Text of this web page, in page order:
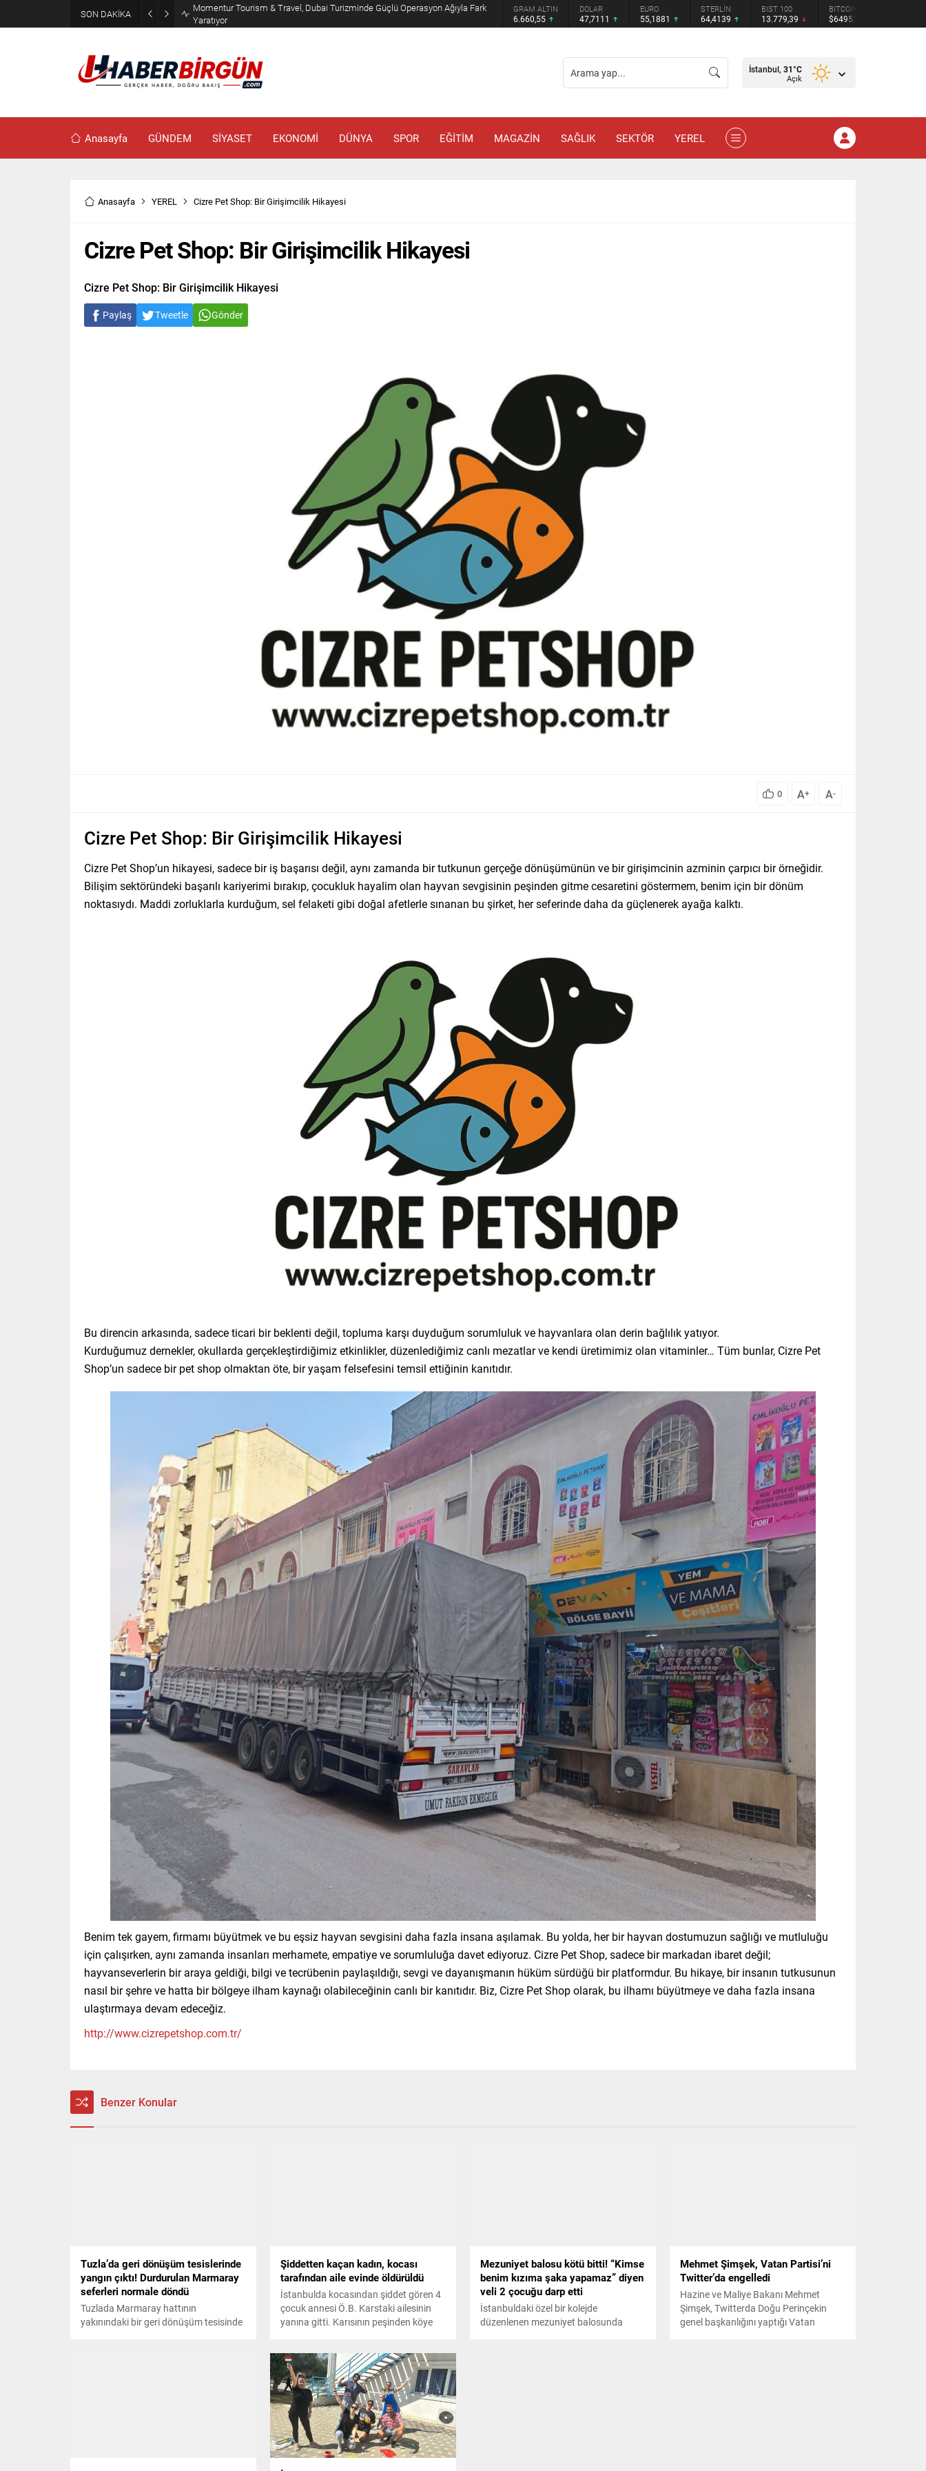
SON DAKİKA
Erdoğan, Suudi Arabistan’da Muhammed Bin Selman ve Şahbaz Şerif ile
Görüşecek
GRAM ALTIN DOLAR
47,7111
EURO
55,1881
STERLİN
64,4139
BIST 100
13.779,39
BITCOIN
$64953
ETHEREUM
$1919.52
İstanbul, 31°C
Açık
Anasayfa GÜNDEM SİYASET EKONOMİ DÜNYA SPOR EĞİTİM MAGAZİN SAĞLIK SEKTÖR YEREL
Anasayfa YEREL Cizre Pet Shop: Bir Girişimcilik Hikayesi
Cizre Pet Shop: Bir Girişimcilik Hikayesi
Cizre Pet Shop: Bir Girişimcilik Hikayesi
Paylaş Tweetle Gönder
0 A+ A-
Cizre Pet Shop: Bir Girişimcilik Hikayesi
Cizre Pet Shop’un hikayesi, sadece bir iş başarısı değil, aynı zamanda bir tutkunun gerçeğe dönüşümünün ve bir girişimcinin azminin çarpıcı bir örneğidir.
Bilişim sektöründeki başarılı kariyerimi bırakıp, çocukluk hayalim olan hayvan sevgisinin peşinden gitme cesaretini göstermem, benim için bir dönüm
noktasıydı. Maddi zorluklarla kurduğum, sel felaketi gibi doğal afetlerle sınanan bu şirket, her seferinde daha da güçlenerek ayağa kalktı.
Bu direncin arkasında, sadece ticari bir beklenti değil, topluma karşı duyduğum sorumluluk ve hayvanlara olan derin bağlılık yatıyor.
Kurduğumuz dernekler, okullarda gerçekleştirdiğimiz etkinlikler, düzenlediğimiz canlı mezatlar ve kendi üretimimiz olan vitaminler… Tüm bunlar, Cizre Pet
Shop’un sadece bir pet shop olmaktan öte, bir yaşam felsefesini temsil ettiğinin kanıtıdır.
Benim tek gayem, firmamı büyütmek ve bu eşsiz hayvan sevgisini daha fazla insana aşılamak. Bu yolda, her bir hayvan dostumuzun sağlığı ve mutluluğu
için çalışırken, aynı zamanda insanları merhamete, empatiye ve sorumluluğa davet ediyoruz. Cizre Pet Shop, sadece bir markadan ibaret değil;
hayvanseverlerin bir araya geldiği, bilgi ve tecrübenin paylaşıldığı, sevgi ve dayanışmanın hüküm sürdüğü bir platformdur. Bu hikaye, bir insanın tutkusunun
nasıl bir şehre ve hatta bir bölgeye ilham kaynağı olabileceğinin canlı bir kanıtıdır. Biz, Cizre Pet Shop olarak, bu ilhamı büyütmeye ve daha fazla insana
ulaştırmaya devam edeceğiz.
http://www.cizrepetshop.com.tr/
Benzer Konular
Tuzla’da geri dönüşüm tesislerinde
yangın çıktı! Durdurulan Marmaray
seferleri normale döndü
Tuzlada Marmaray hattının
yakınındaki bir geri dönüşüm tesisinde
Şiddetten kaçan kadın, kocası
tarafından aile evinde öldürüldü
İstanbulda kocasından şiddet gören 4
çocuk annesi Ö.B. Karstaki ailesinin
yanına gitti. Karısının peşinden köye
öldürdü. Cinayetlerin ardından kaçan
şahıs her yerde aranıyor.
Mezuniyet balosu kötü bitti! “Kimse
benim kızıma şaka yapamaz” diyen
veli 2 çocuğu darp etti
İstanbuldaki özel bir kolejde
düzenlenen mezuniyet balosunda
Mehmet Şimşek, Vatan Partisi’ni
Twitter’da engelledi
Hazine ve Maliye Bakanı Mehmet
Şimşek, Twitterda Doğu Perinçekin
genel başkanlığını yaptığı Vatan